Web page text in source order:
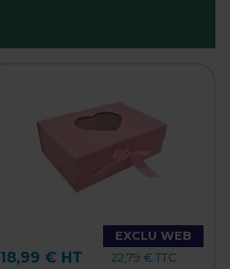
EXCLU WEB
18,99 € HT
22,79 € TTC